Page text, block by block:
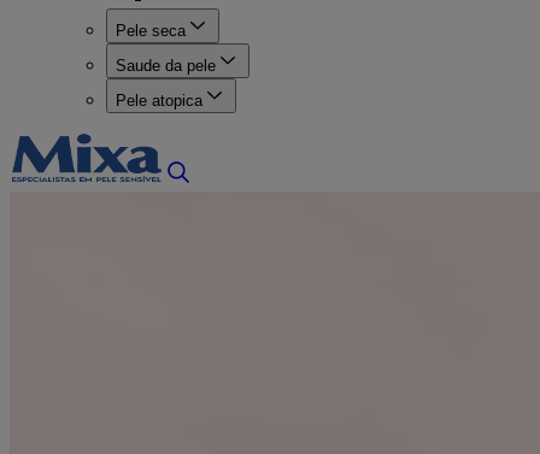
Pele seca
Saude da pele
Pele atopica